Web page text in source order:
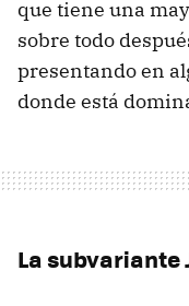
que tiene una
sobre todo
presentando en
donde está
La subvariante